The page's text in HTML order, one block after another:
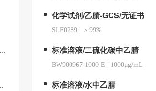
化学试剂/乙腈-GCS/无证书
SLF0289 ＞99%
标准溶液/二硫化碳中乙腈
BW900967-1000-E 1000μg/mL
标准溶液/水中乙腈